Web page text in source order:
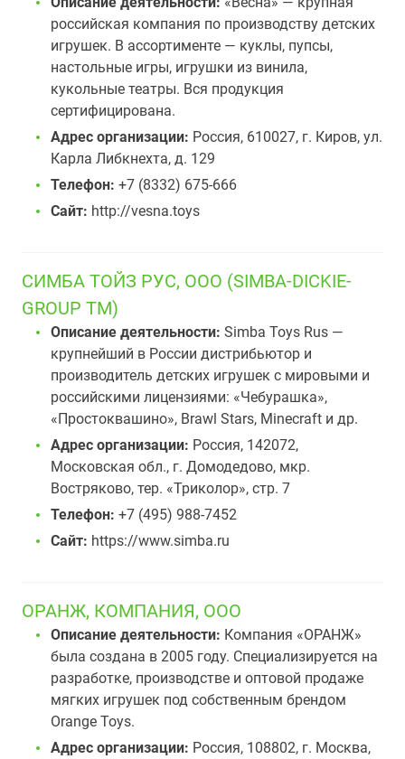
российская компания по производству детских
игрушек. В ассортименте — куклы, пупсы,
настольные игры, игрушки из винила,
кукольные театры. Вся продукция
сертифицирована.
Адрес организации: Россия, 610027, г. Киров, ул.
Карла Либкнехта, д. 129
Телефон: +7 (8332) 675-666
Сайт: http://vesna.toys
СИМБА ТОЙЗ РУС, ООО (SIMBA-DICKIE-
GROUP TM)
Описание деятельности: Simba Toys Rus —
крупнейший в России дистрибьютор и
производитель детских игрушек с мировыми и
российскими лицензиями: «Чебурашка»,
«Простоквашино», Brawl Stars, Minecraft и др.
Адрес организации: Россия, 142072,
Московская обл., г. Домодедово, мкр.
Востряково, тер. «Триколор», стр. 7
Телефон: +7 (495) 988-7452
Сайт: https://www.simba.ru
ОРАНЖ, КОМПАНИЯ, ООО
Описание деятельности: Компания «ОРАНЖ»
была создана в 2005 году. Специализируется на
разработке, производстве и оптовой продаже
мягких игрушек под собственным брендом
Orange Toys.
Адрес организации: Россия, 108802, г. Москва,